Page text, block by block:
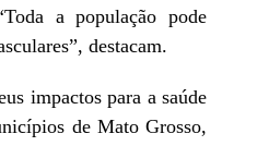
a população pode
destacam.
impactos para a saúde
de Mato Grosso,